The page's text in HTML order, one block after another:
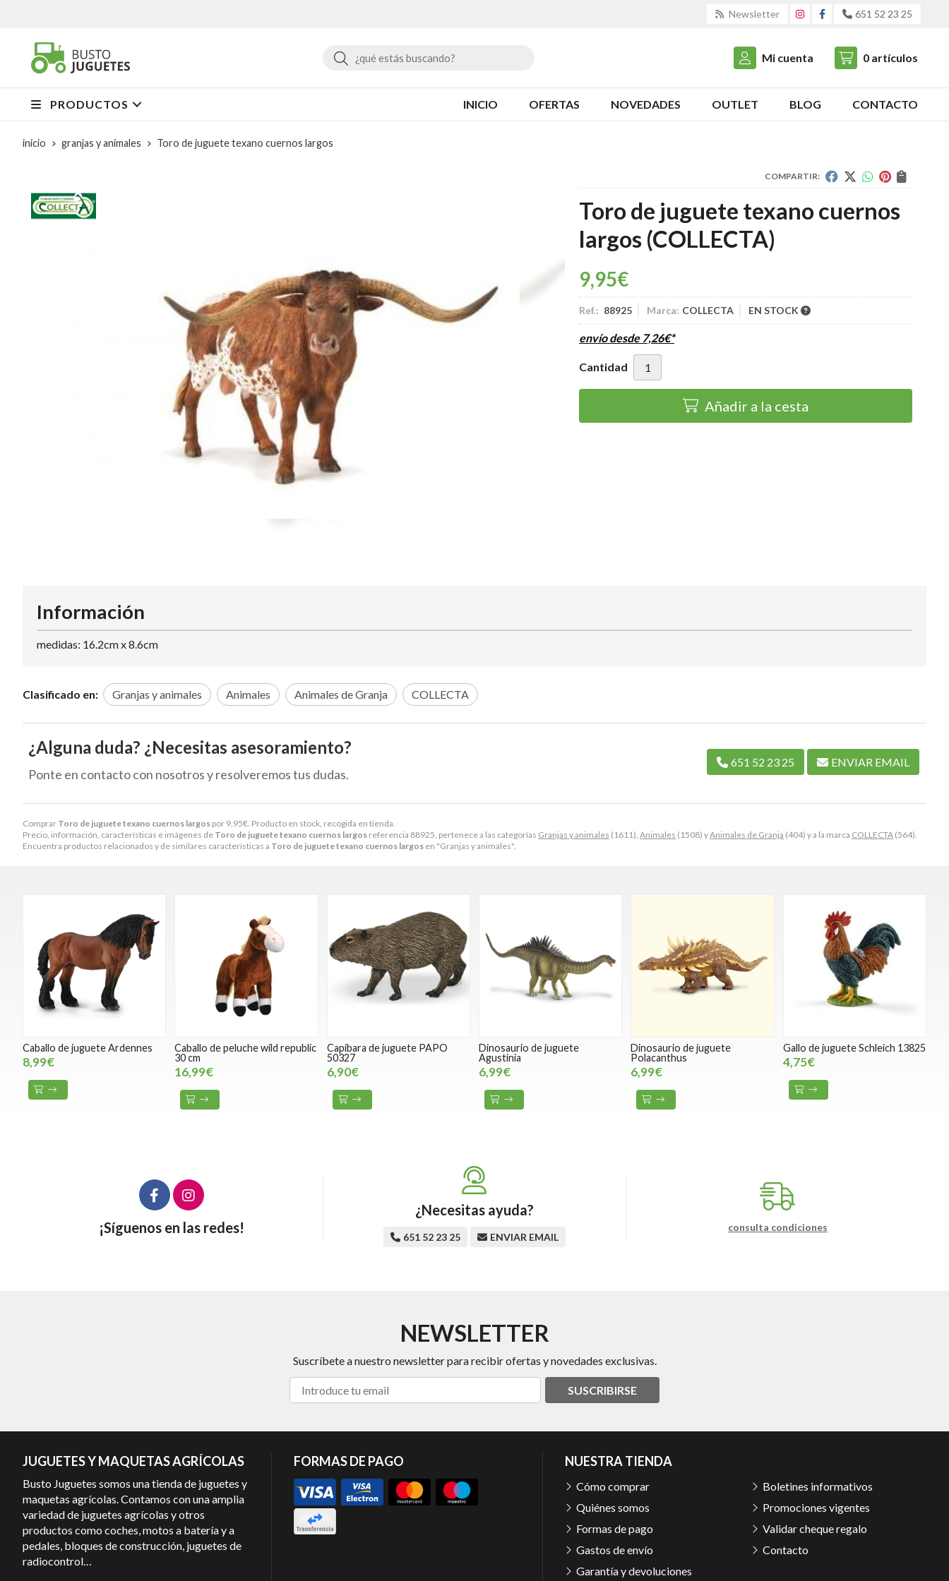
Newsletter 651 52 23 25
Buscar Mi cuenta 0 artículos
PRODUCTOS INICIO OFERTAS NOVEDADES OUTLET BLOG CONTACTO
inicio granjas y animales Toro de juguete texano cuernos largos
COMPARTIR:
Toro de juguete texano cuernos
largos (COLLECTA)
9,95€
Ref.: 88925 Marca: COLLECTA EN STOCK
envío desde 7,26€*
Cantidad
Añadir a la cesta
Comprar Toro de juguete texano cuernos largos por 9,95€ . Producto en stock, recogida en tienda.
Precio, información, características e imágenes de Toro de juguete texano cuernos largos referencia 88925, pertenece a las categorías Granjas y animales (1611), Animales (1508) yAnimales de Granja (404) y a la marca COLLECTA (564).
Encuentra productos relacionados y de similares características a Toro de juguete texano cuernos largos en "Granjas y animales".
Información
medidas: 16.2cm x 8.6cm
Clasificado en: Granjas y animales Animales Animales de Granja COLLECTA
¿Alguna duda? ¿Necesitas asesoramiento?
Ponte en contacto con nosotros y resolveremos tus dudas.
651 52 23 25 ENVIAR EMAIL
Caballo de juguete Ardennes
8,99€
Caballo de peluche wild republic
30 cm
16,99€
Capibara de juguete PAPO
50327
6,90€
Dinosaurio de juguete
Agustinia
6,99€
Dinosaurio de juguete
Polacanthus
6,99€
Gallo de juguete Schleich 13825
4,75€
¡Síguenos en las redes!
¿Necesitas ayuda?
651 52 23 25 ENVIAR EMAIL
consulta condiciones
NEWSLETTER
Suscríbete a nuestro newsletter para recibir ofertas y novedades exclusivas.
SUSCRIBIRSE
JUGUETES Y MAQUETAS AGRÍCOLAS
Busto Juguetes somos una tienda de juguetes y
maquetas agrícolas. Contamos con una amplia
variedad de juguetes agrícolas y otros
productos como coches, motos a batería y a
pedales, bloques de construcción, juguetes de
radiocontrol…
FORMAS DE PAGO NUESTRA TIENDA
Cómo comprar
Quiénes somos
Formas de pago
Gastos de envío
Garantía y devoluciones
Boletines informativos
Promociones vigentes
Validar cheque regalo
Contacto